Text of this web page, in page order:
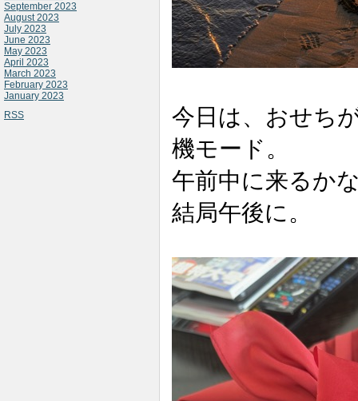
September 2023
August 2023
July 2023
June 2023
May 2023
April 2023
March 2023
February 2023
January 2023
RSS
今日は、おせち
機モード。
午前中に来るか
結局午後に。